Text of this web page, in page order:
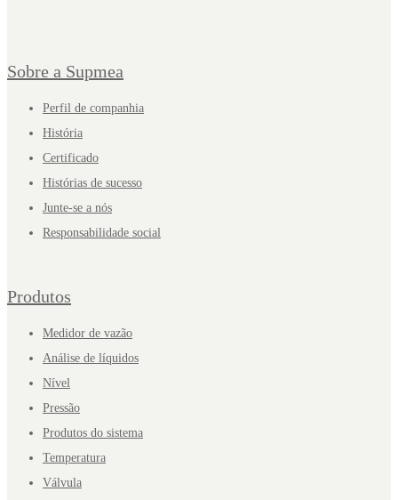
Sobre a Supmea
Perfil de companhia
História
Certificado
Histórias de sucesso
Junte-se a nós
Responsabilidade social
Produtos
Medidor de vazão
Análise de líquidos
Nível
Pressão
Produtos do sistema
Temperatura
Válvula